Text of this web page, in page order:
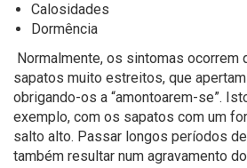
Calosidades
Dormência
Normalmente, os sintomas ocorrem
sapatos muito estreitos, que
obrigando-os a “amontoarem-se”.
exemplo, com os sapatos com um
salto alto. Passar longos períodos
também resultar num agravamento